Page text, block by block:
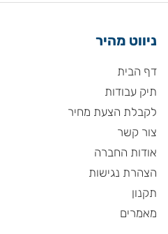
ניווט מהיר
דף הבית
תיק עבודות
לקבלת הצעת מחיר
צור קשר
אודות החברה
הצהרת נגישות
תקנון
מאמרים